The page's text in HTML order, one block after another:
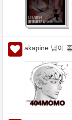
akapine 님이